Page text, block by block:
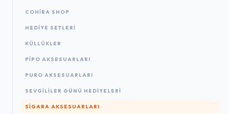
COHIBA SHOP
HEDIYE SETLERI
KÜLLÜKLER
PIPO AKSESUARLARI
PURO AKSESUARLARI
SEVGILILER GÜNÜ HEDIYELERI
SIGARA AKSESUARLARI